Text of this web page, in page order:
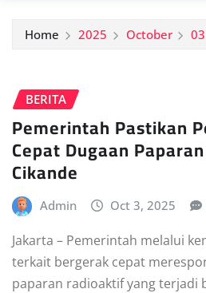
Home 2025 October 03
BERITA
Pemerintah Pastikan
Cepat Dugaan
Cikande
Admin Oct 3, 2025
Jakarta – Pemerintah melalui
terkait bergerak cepat
paparan radioaktif yang terjadi